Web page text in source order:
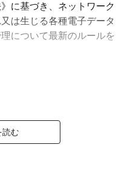
に基づき、ネットワーク
は生じる各種電子データ
について最新のルールを
読む